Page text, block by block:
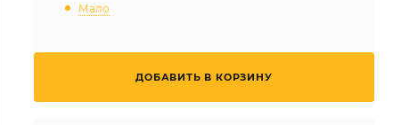
Мало
ДОБАВИТЬ В КОРЗИНУ